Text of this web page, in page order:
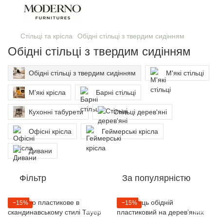
Стільці та крісла Обідні стільці з твердим сидінням
Обідні стільці з твердим сидінням
Обідні стільці з твердим сидінням М'які стільці
М'які крісла Барні стільці
Кухонні табурети Стільці дерев'яні
Офісні крісла Геймерські крісла
Дивани
Фільтр За популярністю
−15% −15%